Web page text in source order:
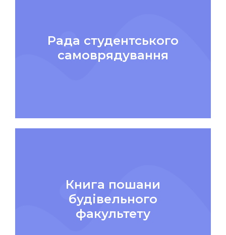
Рада студентського
самоврядування
Книга пошани
будівельного
факультету